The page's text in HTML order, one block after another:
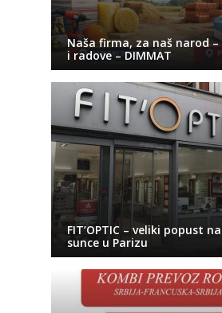
Naša firma, za naš narod –
i radove – DIMMAT
FIT’OPTIC – veliki popust
sunce u Parizu